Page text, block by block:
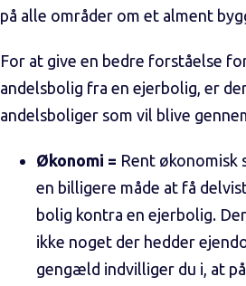
på alle områder om et alment
For at give en bedre forståelse
andelsbolig fra en ejerbolig, er
andelsboliger som vil blive
Økonomi = Rent økonomisk
en billigere måde at få
bolig kontra en ejerbolig.
ikke noget der hedder
gengæld indvilliger du i, at